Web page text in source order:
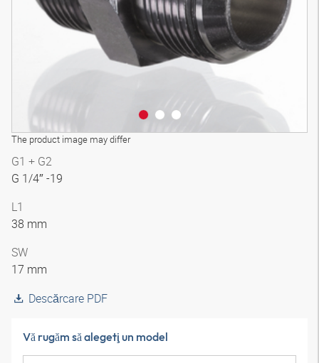
The product image may differ
G1 + G2
G 1/4″ -19
L1
38 mm
SW
17 mm
Descărcare PDF
Vă rugăm să alegeţi un model